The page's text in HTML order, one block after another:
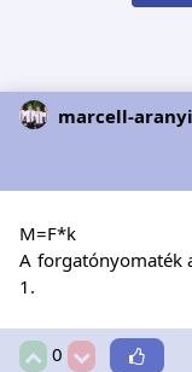
marcell-
M=F*k
A forgatónyomaték
1.
0